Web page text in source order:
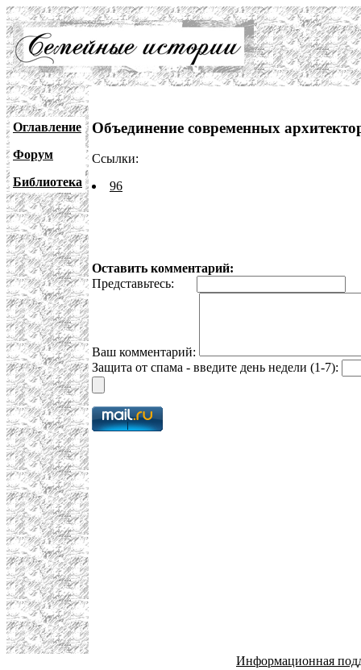
Оглавление
Форум
Библиотека
Объединение современных
Ссылки:
96
Оставить комментарий:
Представьтесь:
Ваш комментарий:
Защита от спама - введите день недели (1-7):
Информационная